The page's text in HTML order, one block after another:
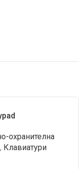
охранителна
, Клавиатури